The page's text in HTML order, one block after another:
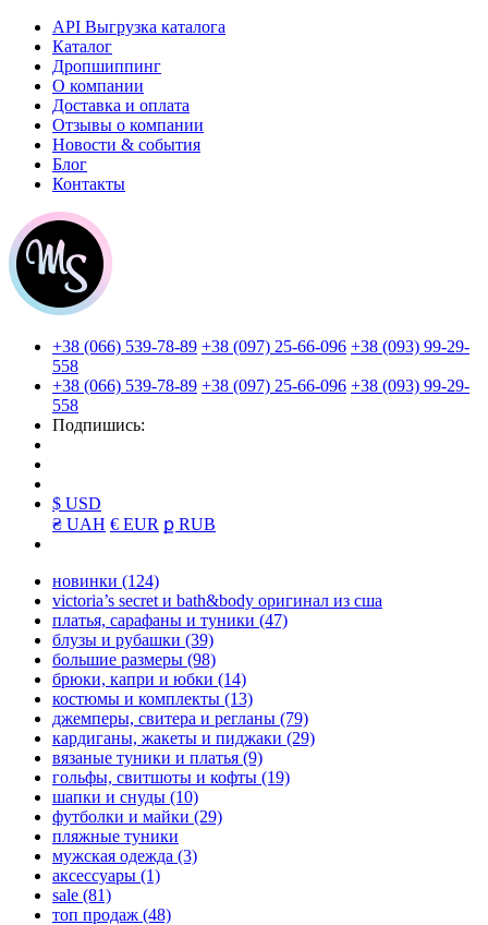
API Выгрузка каталога
Каталог
Дропшиппинг
О компании
Доставка и оплата
Отзывы о компании
Новости & события
Блог
Контакты
+38 (066) 539-78-89 +38 (097) 25-66-096 +38 (093) 99-29-
558
+38 (066) 539-78-89 +38 (097) 25-66-096 +38 (093) 99-29-
558
Подпишись:
$ USD
₴ UAH € EUR ք RUB
новинки (124)
victoria’s secret и bath&body оригинал из сша
платья, сарафаны и туники (47)
блузы и рубашки (39)
большие размеры (98)
брюки, капри и юбки (14)
костюмы и комплекты (13)
джемперы, свитера и регланы (79)
кардиганы, жакеты и пиджаки (29)
вязаные туники и платья (9)
гольфы, свитшоты и кофты (19)
шапки и снуды (10)
футболки и майки (29)
пляжные туники
мужская одежда (3)
аксессуары (1)
sale (81)
топ продаж (48)